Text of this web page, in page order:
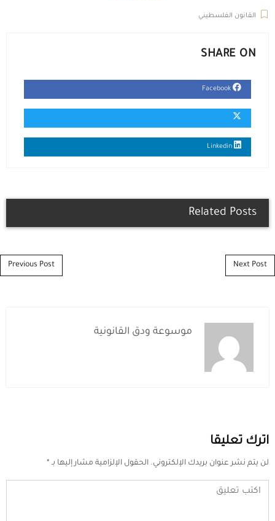
القانون الفلسطيني
SHARE ON
Related Posts
Post navigation
Previous Post Next Post
موسوعة ودق القانونية
اترك تعليقا
لن يتم نشر عنوان بريدك الإلكتروني. الحقول الإلزامية مشار إليها بـ *